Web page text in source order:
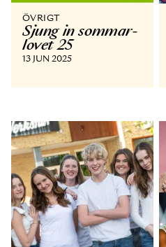
ÖVRIGT
Sjung in sommar­
lovet 25
13 JUN 2025